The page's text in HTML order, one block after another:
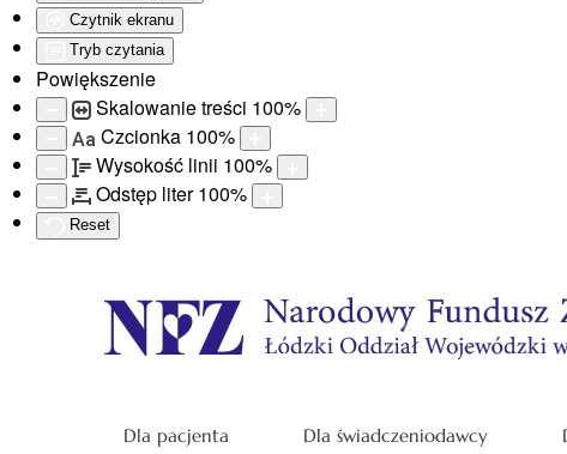
Czytnik ekranu
Tryb czytania
Powiększenie
Skalowanie treści 100%
Aa Czcionka 100%
Wysokość linii 100%
Odstęp liter100%
Reset
Dla pacjenta Dla świadczeniodawcy